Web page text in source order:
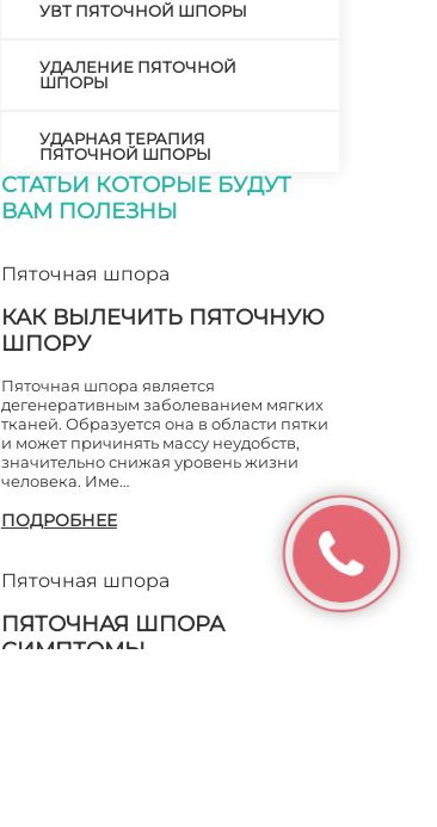
УВТ ПЯТОЧНОЙ ШПОРЫ
УДАЛЕНИЕ ПЯТОЧНОЙ
ШПОРЫ
УДАРНАЯ ТЕРАПИЯ
ПЯТОЧНОЙ ШПОРЫ
УДАРНО ВОЛНОВОЕ ЛЕЧЕНИЕ
УДАРНО-ВОЛНОВАЯ ТЕРАПИЯ
УКОЛ В ПЯТКУ ПРИ
УКОЛЫ ПРИ ПЯТОЧНОЙ
ШПОРЕ
СТАТЬИ КОТОРЫЕ БУДУТ
ВАМ ПОЛЕЗНЫ
Пяточная шпора
КАК ВЫЛЕЧИТЬ ПЯТОЧНУЮ
ШПОРУ
Пяточная шпора является
дегенеративным заболеванием мягких
тканей. Образуется она в области пятки
и может причинять массу неудобств,
значительно снижая уровень жизни
человека. Име…
ПОДРОБНЕЕ
Пяточная шпора
ПЯТОЧНАЯ ШПОРА
СИМПТОМЫ